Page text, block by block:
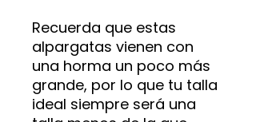
Recuerda que estas
alpargatas vienen con
una horma un poco más
grande, por lo que tu talla
ideal siempre será una